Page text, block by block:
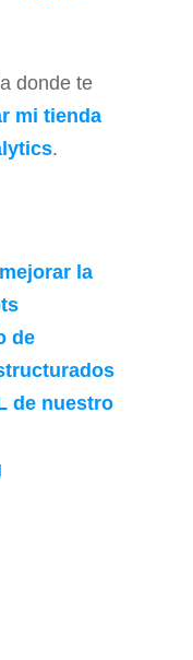
donde te
mi tienda
.
la
de
de nuestro